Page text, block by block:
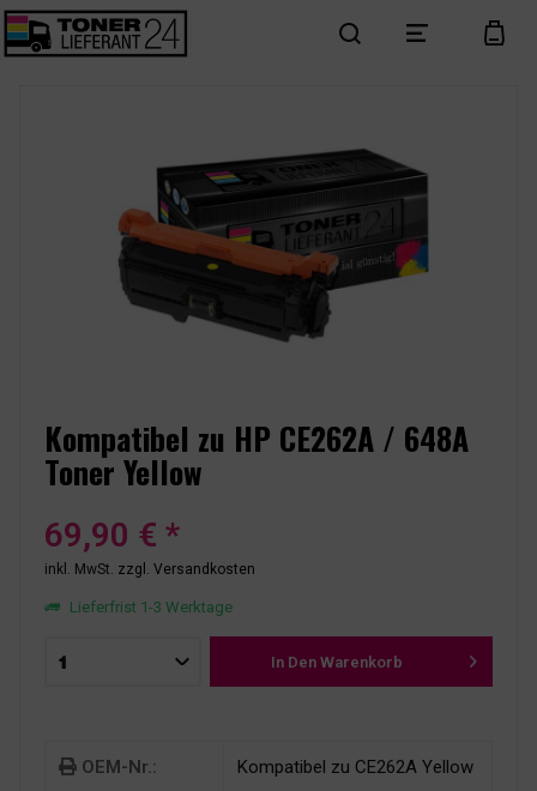
search menu cart
Kompatibel zu HP CE262A / 648A
Toner Yellow
69,90 € *
inkl. MwSt. zzgl. Versandkosten
Lieferfrist 1-3 Werktage
In Den Warenkorb
OEM-Nr.: Kompatibel zu CE262A Yellow